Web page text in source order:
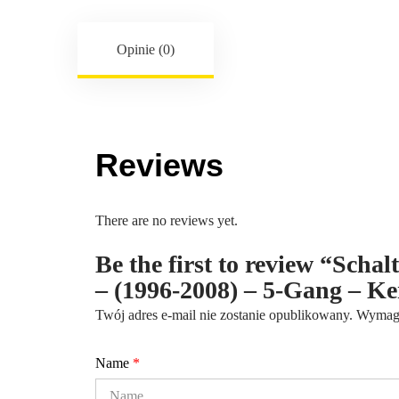
Opinie (0)
Reviews
There are no reviews yet.
Be the first to review
– (1996-2008) – 5-Gang –
Twój adres e-mail nie zostanie opublikowany.
Name *